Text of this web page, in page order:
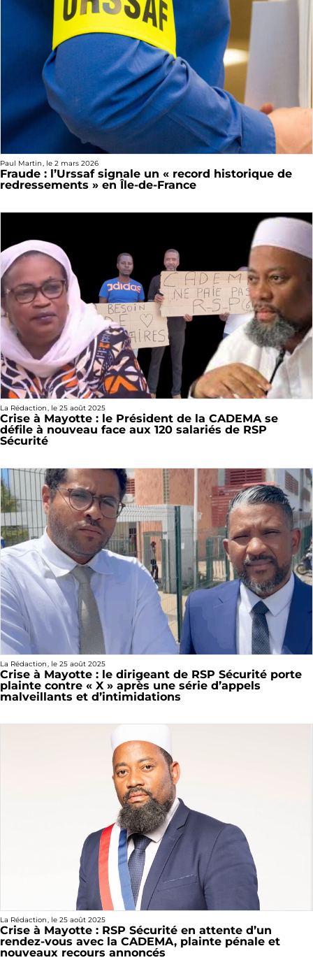
Paul Martin, le 2 mars 2026
Fraude : l’Urssaf signale un « record historique de
redressements » en Île-de-France
La Rédaction, le 25 août 2025
Crise à Mayotte : le Président de la CADEMA se
défile à nouveau face aux 120 salariés de RSP
Sécurité
La Rédaction, le 25 août 2025
Crise à Mayotte : le dirigeant de RSP Sécurité porte
plainte contre « X » après une série d’appels
malveillants et d’intimidations
La Rédaction, le 25 août 2025
Crise à Mayotte : RSP Sécurité en attente d’un
rendez-vous avec la CADEMA, plainte pénale et
nouveaux recours annoncés